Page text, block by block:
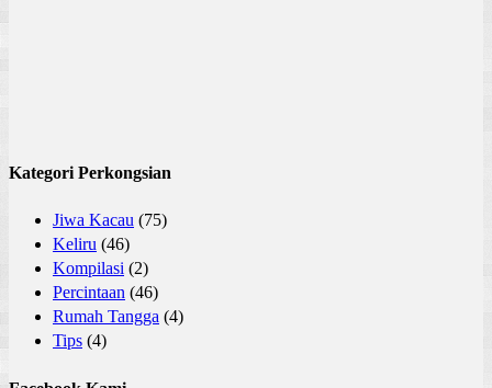
Kategori Perkongsian
Jiwa Kacau (75)
Keliru (46)
Kompilasi (2)
Percintaan (46)
Rumah Tangga (4)
Tips (4)